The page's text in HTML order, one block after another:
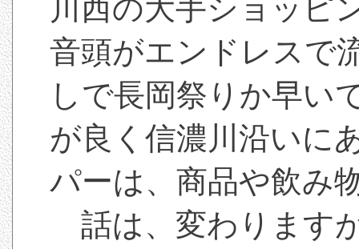
川西の大手ショッピ
音頭がエンドレスで
しで長岡祭りか早い
が良く信濃川沿いに
パーは、商品や飲み
話は、変わります